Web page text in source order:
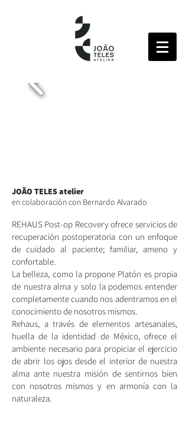
JOÃO TELES atelier
en colaboración con Bernardo Alvarado
REHAUS Post-op Recovery ofrece servicios de
recuperación postoperatoria con un enfoque
de cuidado al paciente; familiar, ameno y
confortable.
La belleza, como la propone Platón es propia
de nuestra alma y solo la podemos entender
completamente cuando nos adentramos en el
conocimiento de nosotros mismos.
Rehaus, a través de elementos artesanales,
huella de la identidad de México, ofrece el
ambiente necesario para propiciar el ejercicio
de abrir los ojos desde el interior de nuestra
alma ante nuestra misión de sentirnos bien
con nosotros mismos y en armonía con la
naturaleza.